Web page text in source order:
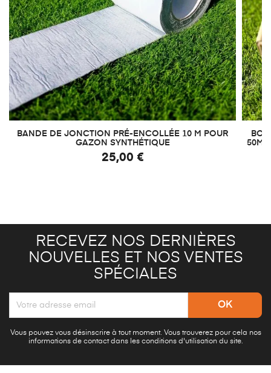
BANDE DE JONCTION PRÉ-ENCOLLÉE 10 M POUR
GAZON SYNTHÉTIQUE
25,00 €
50M²
RECEVEZ NOS DERNIÈRES
NOUVELLES ET NOS VENTES
SPÉCIALES
Vous pouvez vous désinscrire à tout moment. Vous trouverez pour cela nos
informations de contact dans les conditions d'utilisation du site.